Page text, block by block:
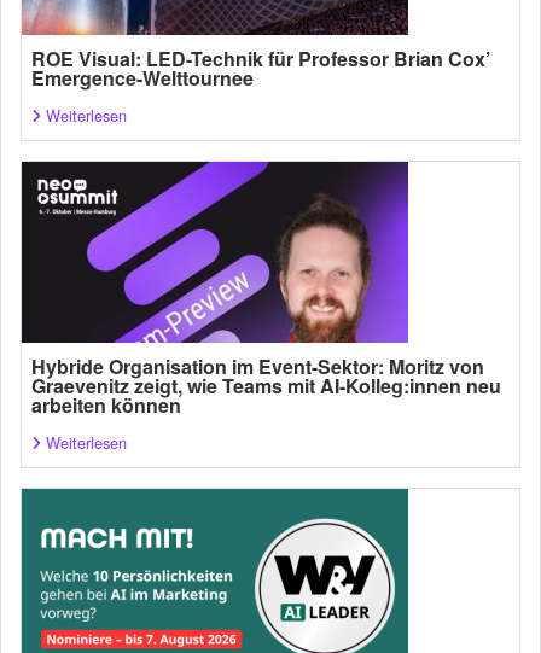
ROE Visual: LED-Technik für Professor Brian Cox’
Emergence-Welttournee
Weiterlesen
Hybride Organisation im Event-Sektor: Moritz von
Graevenitz zeigt, wie Teams mit AI-Kolleg:innen neu
arbeiten können
Weiterlesen